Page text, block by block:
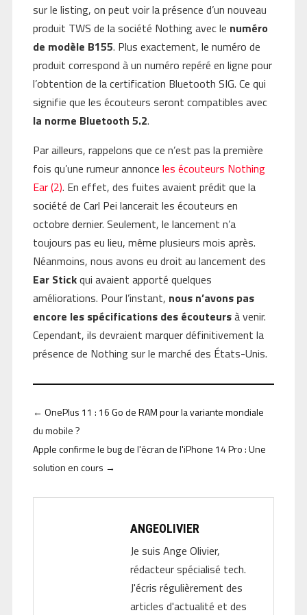
sur le listing, on peut voir la présence d’un nouveau
produit TWS de la société Nothing avec le numéro
de modèle B155. Plus exactement, le numéro de
produit correspond à un numéro repéré en ligne pour
l’obtention de la certification Bluetooth SIG. Ce qui
signifie que les écouteurs seront compatibles avec
la norme Bluetooth 5.2.
Par ailleurs, rappelons que ce n’est pas la première
fois qu’une rumeur annonce les écouteurs Nothing
Ear (2). En effet, des fuites avaient prédit que la
société de Carl Pei lancerait les écouteurs en
octobre dernier. Seulement, le lancement n’a
toujours pas eu lieu, même plusieurs mois après.
Néanmoins, nous avons eu droit au lancement des
Ear Stickqui avaient apporté quelques
améliorations. Pour l’instant, nous n’avons pas
encore les spécifications des écouteursà venir.
Cependant, ils devraient marquer définitivement la
présence de Nothing sur le marché des États-Unis.
← OnePlus 11 : 16 Go de RAM pour la variante mondiale
du mobile ?
Apple confirme le bug de l'écran de l'iPhone 14 Pro : Une
solution en cours →
ANGEOLIVIER
Je suis Ange Olivier,
rédacteur spécialisé tech.
J'écris régulièrement des
articles d'actualité et des